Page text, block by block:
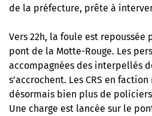
de la préfecture, prête à
Vers 22h, la foule est repoussée
pont de la Motte-Rouge. Les
accompagnées des interpellés
s’accrochent. Les CRS en
désormais bien plus de
Une charge est lancée sur le